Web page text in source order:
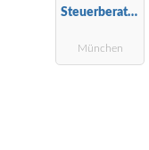
Steuerberater
Fachberaterin
München